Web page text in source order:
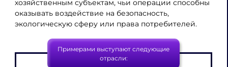
хозяйственным субъектам, чьи операции способны
оказывать воздействие на безопасность,
экологическую сферу или права потребителей.
Примерами выступают следующие
отрасли: